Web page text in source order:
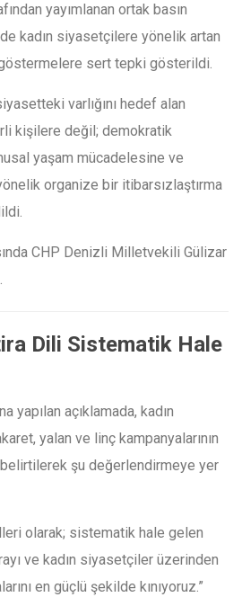
yayımlanan ortak basın
kadın siyasetçilere yönelik artan
sert tepki gösterildi.
varlığını hedef alan
kişilere değil; demokratik
yaşam mücadelesine ve
organize bir itibarsızlaştırma
CHP Denizli Milletvekili Gülizar
Dili Sistematik Hale
yapılan açıklamada, kadın
yalan ve linç kampanyalarının
şu değerlendirmeye yer
olarak; sistematik hale gelen
ve kadın siyasetçiler üzerinden
en güçlü şekilde kınıyoruz.”